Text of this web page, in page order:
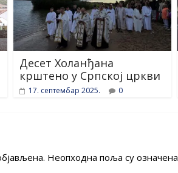
Десет Холанђана
крштено у Српској цркви
17. септембар 2025. 0
Неопходна поља су означена